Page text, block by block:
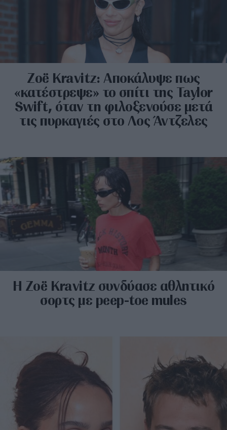
Zoë Kravitz: Αποκάλυψε πως
«κατέστρεψε» το σπίτι της Taylor
Swift, όταν τη φιλοξενούσε μετά
τις πυρκαγιές στο Λος Άντζελες
Η Zoë Kravitz συνδύασε αθλητικό
σορτς με peep-toe mules